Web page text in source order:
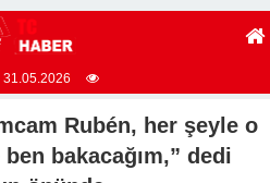
31.05.2026
Rubén, her şeyle o
bakacağım,” dedi